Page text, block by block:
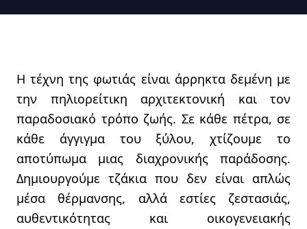
Η τέχνη της φωτιάς είναι άρρηκτα δεμένη με
την πηλιορείτικη αρχιτεκτονική και τον
παραδοσιακό τρόπο ζωής. Σε κάθε πέτρα, σε
κάθε άγγιγμα του ξύλου, χτίζουμε το
αποτύπωμα μιας διαχρονικής παράδοσης.
Δημιουργούμε τζάκια που δεν είναι απλώς
μέσα θέρμανσης, αλλά εστίες ζεστασιάς,
αυθεντικότητας και οικογενειακής